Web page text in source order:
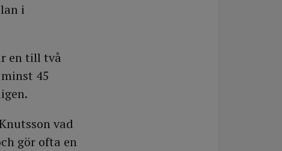
i
en till två
45
vad
gör ofta en